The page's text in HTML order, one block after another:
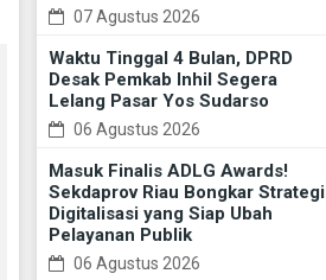
07 Agustus 2026
Waktu Tinggal 4 Bulan, DPRD
Desak Pemkab Inhil Segera
Lelang Pasar Yos Sudarso
06 Agustus 2026
Masuk Finalis ADLG Awards!
Sekdaprov Riau Bongkar Strategi
Digitalisasi yang Siap Ubah
Pelayanan Publik
06 Agustus 2026